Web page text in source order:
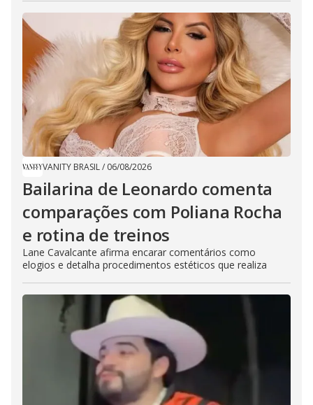
VANITY BRASIL/ 06/08/2026
Bailarina de Leonardo comenta
comparações com Poliana Rocha
e rotina de treinos
Lane Cavalcante afirma encarar comentários como
elogios e detalha procedimentos estéticos que realiza